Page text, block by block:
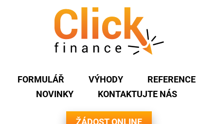
FORMULÁŘ VÝHODY
REFERENCE
NOVINKY
KONTAKTUJTE NÁS